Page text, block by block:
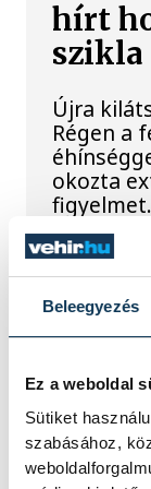
Beleegyezés
Ez a weboldal
Sütiket
szabásához,
hírt
szikla
Újra
Régen a
okozta
történetét.
Jelenleg